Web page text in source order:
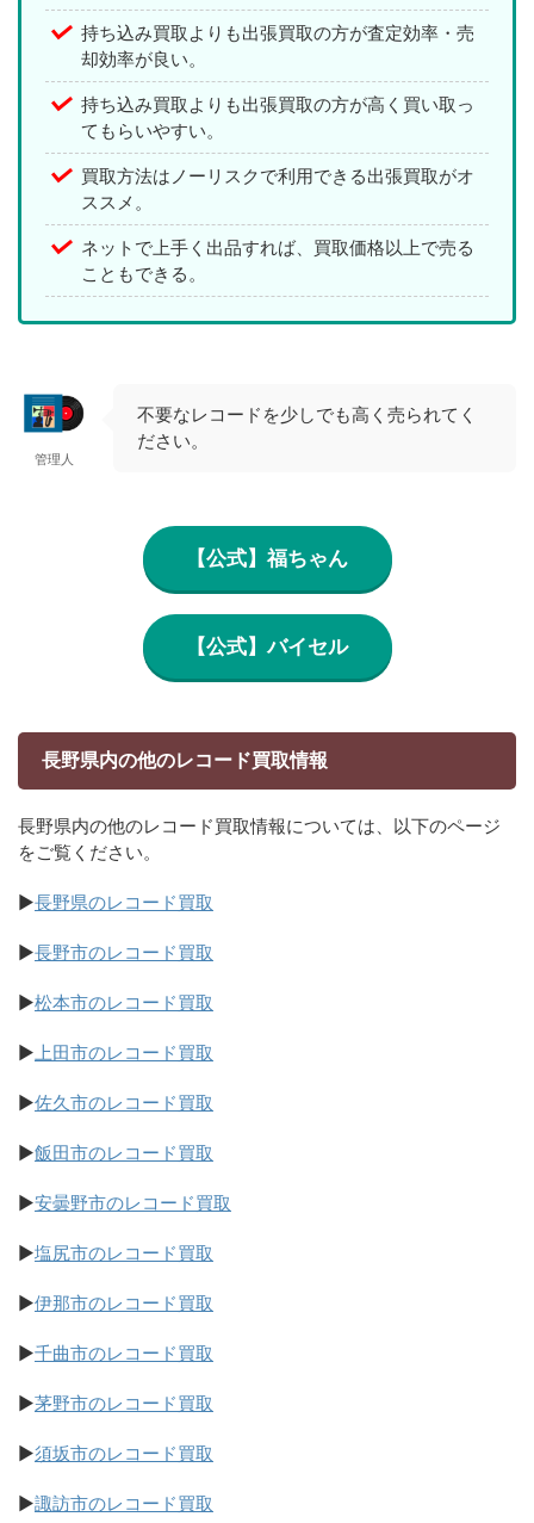
持ち込み買取よりも出張買取の方が査定効率・売
却効率が良い。
持ち込み買取よりも出張買取の方が高く買い取っ
てもらいやすい。
買取方法はノーリスクで利用できる出張買取がオ
ススメ。
ネットで上手く出品すれば、買取価格以上で売る
こともできる。
管理人
不要なレコードを少しでも高く売られてく
ださい。
【公式】福ちゃん
【公式】バイセル
長野県内の他のレコード買取情報
長野県内の他のレコード買取情報については、以下のページ
をご覧ください。
▶長野県のレコード買取
▶長野市のレコード買取
▶松本市のレコード買取
▶上田市のレコード買取
▶佐久市のレコード買取
▶飯田市のレコード買取
▶安曇野市のレコード買取
▶塩尻市のレコード買取
▶伊那市のレコード買取
▶千曲市のレコード買取
▶茅野市のレコード買取
▶須坂市のレコード買取
▶諏訪市のレコード買取